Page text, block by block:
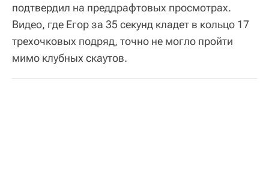
подтвердил на преддрафтовых просмотрах.
Видео, где Егор за 35 секунд кладет в кольцо 17
трехочковых подряд, точно не могло пройти
мимо клубных скаутов.